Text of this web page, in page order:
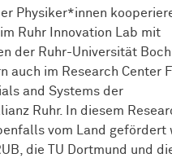
Physiker*innen
Ruhr Innovation Lab mit
der Ruhr-Universität
auch im Research Center
and Systems der
Ruhr. In diesem
vom Land gefördert
die TU Dortmund und